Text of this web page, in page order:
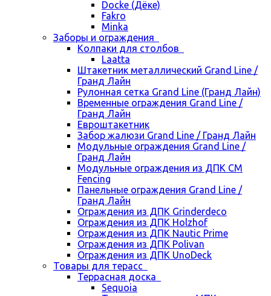
Docke (Дёке)
Fakro
Minka
Заборы и ограждения
Колпаки для столбов
Laatta
Штакетник металлический Grand Line /
Гранд Лайн
Рулонная сетка Grand Line (Гранд Лайн)
Временные ограждения Grand Line /
Гранд Лайн
Евроштакетник
Забор жалюзи Grand Line / Гранд Лайн
Модульные ограждения Grand Line /
Гранд Лайн
Модульные ограждения из ДПК CM
Fencing
Панельные ограждения Grand Line /
Гранд Лайн
Ограждения из ДПК Grinderdeco
Ограждения из ДПК Holzhof
Ограждения из ДПК Nautic Prime
Ограждения из ДПК Polivan
Ограждения из ДПК UnoDeck
Товары для терасс
Террасная доска
Sequoia